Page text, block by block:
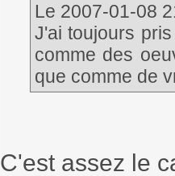
Le 2007-01-08
J'ai toujours
comme des
que comme de
C'est assez le